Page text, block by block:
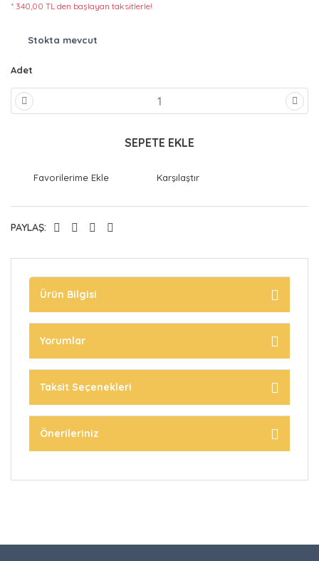
* 340,00 TL den başlayan taksitlerle!
Stokta mevcut
Adet
SEPETE EKLE
Karşılaştır
PAYLAŞ:
Ürün Bilgisi
Yorumlar
Taksit Seçenekleri
Önerileriniz